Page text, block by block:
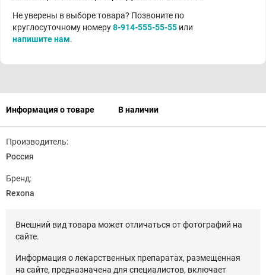
Не уверены в выборе товара? Позвоните по
круглосуточному номеру8-914-555-55-55 или
напишите нам.
Информация о товаре В наличии
Производитель:
Россия
Бренд:
Rexona
Внешний вид товара может отличаться от фотографий на
сайте.
Информация о лекарственных препаратах, размещенная
на сайте, предназначена для специалистов, включает